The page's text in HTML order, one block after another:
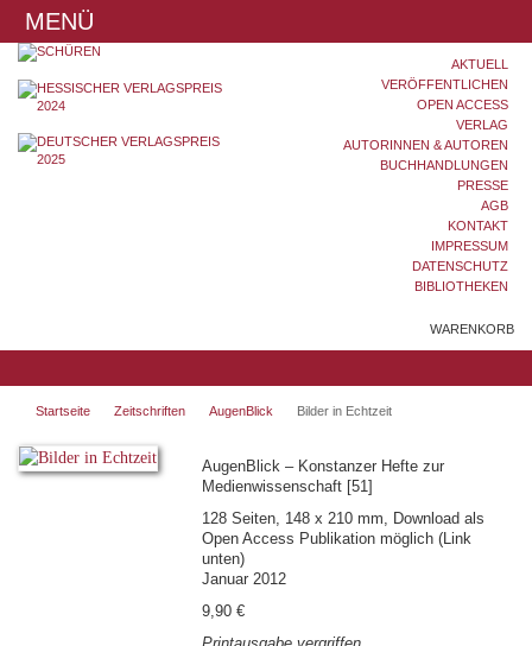
MENÜ
AKTUELL
VERÖFFENTLICHEN
OPEN ACCESS
VERLAG
AUTORINNEN & AUTOREN
BUCHHANDLUNGEN
PRESSE
AGB
KONTAKT
IMPRESSUM
DATENSCHUTZ
BIBLIOTHEKEN
WARENKORB
Startseite Zeitschriften AugenBlick Bilder in Echtzeit
AugenBlick – Konstanzer Hefte zur
Medienwissenschaft [51]
128 Seiten, 148 x 210 mm, Download als
Open Access Publikation möglich (Link
unten)
Januar 2012
9,90 €